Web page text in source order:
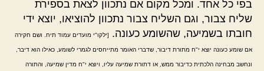
בפי כל אחד. ומכל מקום אם נתכוון לצאת בספירת
שליח צבור, וגם השליח צבור נתכוון להוציאו, יוצא ידי
חובתו בשמיעה, שהשומע כעונה.
[ילקו"י מועדים עמוד תיח. ושם חקירה
אם שומע כעונה יוצא י"ח מתורת דיבור, שדברי האומר מתייחסים לגמרי לשומע, כאילו הוא דיבר,
ונחשב מבחינה הלכתית כדיבור ממש, או דתורת שמיעה עליו, ויוצא י"ח מדין שמיעה, והתורה